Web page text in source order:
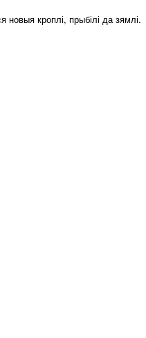
кроплі, прыбілі да зямлі.